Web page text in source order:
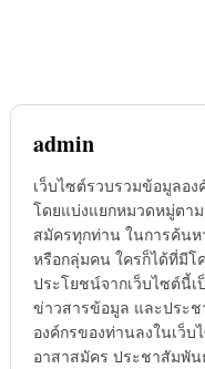
admin
เว็บไซต์รวบรวมข้อมูลอ
โดยแบ่งแยกหมวดหมู่ตา
สมัครทุกท่าน ในการค้น
หรือกลุ่มคน ใครก็ได้ที่มีโ
ประโยชน์จากเว็บไซต์นี้
ข่าวสารข้อมูล และประ
องค์กรของท่านลงในเว็บ
อาสาสมัคร ประชาสัมพัน